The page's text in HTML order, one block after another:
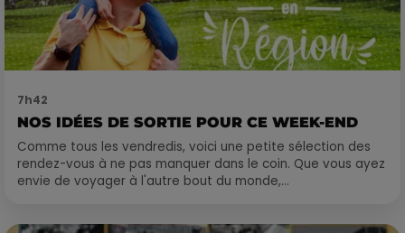
7h42
NOS IDÉES DE SORTIE POUR CE WEEK-END
Comme tous les vendredis, voici une petite sélection des
rendez-vous à ne pas manquer dans le coin. Que vous ayez
envie de voyager à l'autre bout du monde,...